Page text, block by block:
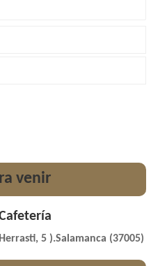
venir
5 ).Salamanca (37005)